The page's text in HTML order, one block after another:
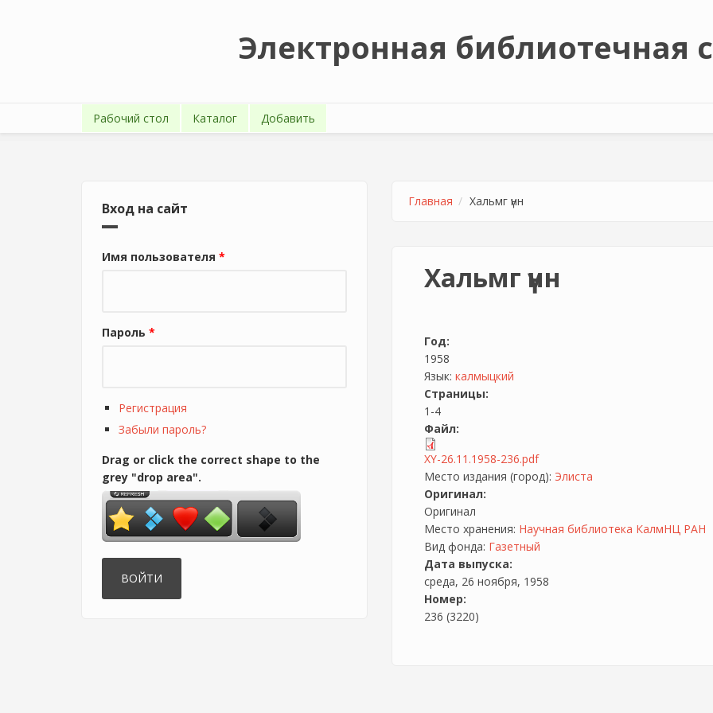
Электронная библиотечная
Рабочий стол Каталог Добавить
Вход на сайт
Имя пользователя *
Пароль *
Регистрация
Забыли пароль?
Drag or click the correct shape to the
grey "drop area".
Главная Хальмг үнн
Хальмг үнн
Год:
1958
Язык: калмыцкий
Страницы:
1-4
Файл:
ХҮ-26.11.1958-236.pdf
Место издания (город): Элиста
Оригинал:
Оригинал
Место хранения: Научная библиотека КалмНЦ РАН
Вид фонда: Газетный
Дата выпуска:
среда, 26 ноября, 1958
Номер:
236 (3220)